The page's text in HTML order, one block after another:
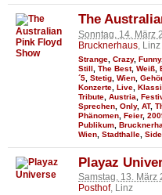
The
Sonntag, 14. März
Brucknerhaus , Linz
Strange Crazy, Funny,
Still
The Best, Weiß
´5 Stetig Wien
Konzerte Live
Tribute Austria
Sprechen Only, AT,
Phänomen Feier,
Publikum
Wien Stadthalle Side
Playaz
Samstag, 13. März
Posthof, Linz